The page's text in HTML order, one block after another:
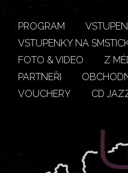
PROGRAM
VSTUPENKY NA
FOTO & VIDEO
Z
PARTNEŘI
VOUCHERY
CD